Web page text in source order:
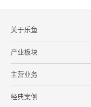
关于乐鱼
产业板块
主营业务
经典案例